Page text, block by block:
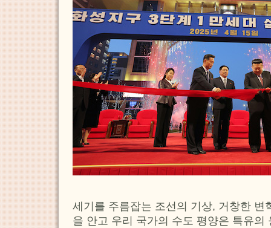
세기를 주름잡는 조선의 기상, 거창한 변
을 안고 우리 국가의 수도 평양은 특유의